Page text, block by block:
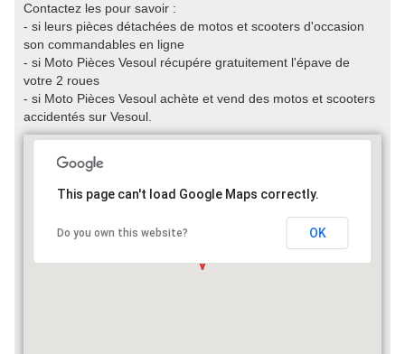
Contactez les pour savoir :
- si leurs pièces détachées de motos et scooters d'occasion
son commandables en ligne
- si Moto Pièces Vesoul récupére gratuitement l'épave de
votre 2 roues
- si Moto Pièces Vesoul achète et vend des motos et scooters
accidentés sur Vesoul.
This page can't load Google Maps correctly.
Do you own this website? OK